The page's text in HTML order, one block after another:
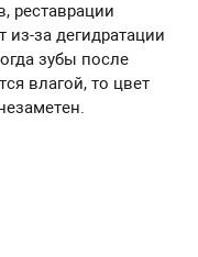
реставрации
из-за дегидратации
зубы после
влагой, то цвет